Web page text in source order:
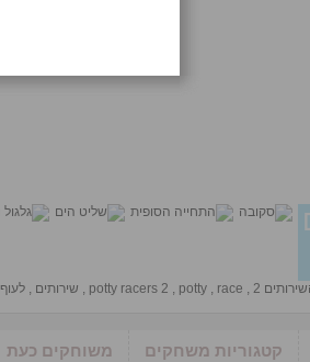
2
,
potty racers 2 , potty , race
, שירותים , לעוף
קטגוריות משחקים משוחקים כעת